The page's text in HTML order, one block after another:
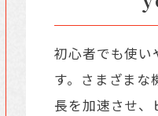
初心者でも使い
す。さまざまな
長を加速させ、